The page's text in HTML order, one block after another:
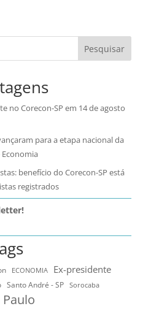
Pesquisar
no Corecon-SP em 14 de agosto
para a etapa nacional da
Economia
benefício do Corecon-SP está
registrados
ECONOMIA Ex-presidente
Santo André - SP
Sorocaba
Paulo